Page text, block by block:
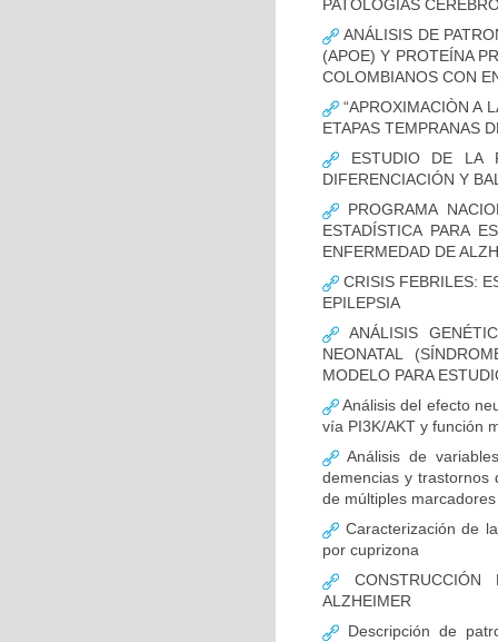
PATOLOGÍAS
ANÁLISIS DE
(APOE) Y PROTEÍNA
COLOMBIANOS CON
“APROXIMACIÒN A
ETAPAS TEMPRANAS
ESTUDIO DE LA
DIFERENCIACIÓN Y
PROGRAMA
ESTADÍSTICA PARA
ENFERMEDAD DE
CRISIS FEBRILES:
EPILEPSIA
ANÁLISIS
NEONATAL
MODELO PARA
Análisis del efecto
vía PI3K/AKT y función
Análisis de
demencias y trastornos
de múltiples
Caracterización de
por cuprizona
ALZHEIMER
Descripción de